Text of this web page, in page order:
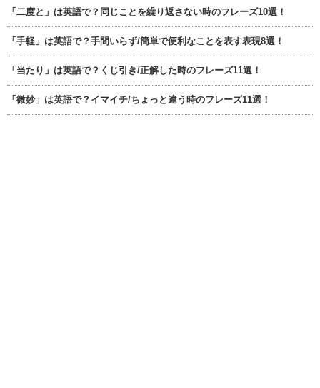
「二度と」は英語で？同じことを繰り返さない時のフレーズ10選！
「手軽」は英語で？手間いらず/簡単で便利なことを表す表現8選！
「当たり」は英語で？くじ引き/正解した時のフレーズ11選！
「微妙」は英語で？イマイチ/ちょっと違う時のフレーズ11選！